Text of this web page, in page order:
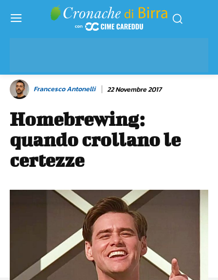
Francesco Antonelli 22 Novembre 2017
Homebrewing:
quando crollano le
certezze